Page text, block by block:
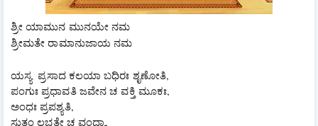
ಶ್ರೀ ಯಾಮುನ ಮುನಯೇ ನಮ
ಶ್ರೀಮತೇ ರಾಮಾನುಜಾಯ ನಮ
ಯಸ್ಯ  ಪ್ರಸಾದ ಕಲಯಾ ಬಧಿರಃ ಶೃಣೋತಿ,
ಪಂಗುಃ ಪ್ರಧಾವತಿ ಜವೇನ ಚ ವಕ್ತಿ ಮೂಕಃ,
ಅಂಧಃ ಪ್ರಪಶ್ಯತಿ,
ಸುತಂ ಲಭತೇ ಚ ವಂಧ್ಯಾ,